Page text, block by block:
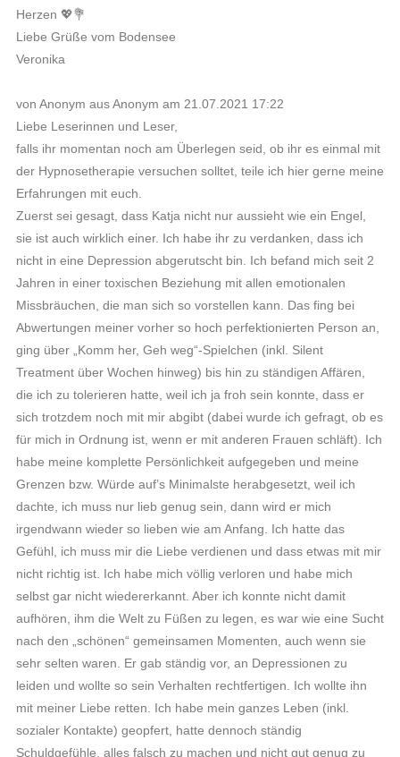
Herzen 💖💐
Liebe Grüße vom Bodensee
Veronika
von Anonym aus Anonym am 21.07.2021 17:22
Liebe Leserinnen und Leser,
falls ihr momentan noch am Überlegen seid, ob ihr es einmal mit
der Hypnosetherapie versuchen solltet, teile ich hier gerne meine
Erfahrungen mit euch.
Zuerst sei gesagt, dass Katja nicht nur aussieht wie ein Engel,
sie ist auch wirklich einer. Ich habe ihr zu verdanken, dass ich
nicht in eine Depression abgerutscht bin. Ich befand mich seit 2
Jahren in einer toxischen Beziehung mit allen emotionalen
Missbräuchen, die man sich so vorstellen kann. Das fing bei
Abwertungen meiner vorher so hoch perfektionierten Person an,
ging über „Komm her, Geh weg“-Spielchen (inkl. Silent
Treatment über Wochen hinweg) bis hin zu ständigen Affären,
die ich zu tolerieren hatte, weil ich ja froh sein konnte, dass er
sich trotzdem noch mit mir abgibt (dabei wurde ich gefragt, ob es
für mich in Ordnung ist, wenn er mit anderen Frauen schläft). Ich
habe meine komplette Persönlichkeit aufgegeben und meine
Grenzen bzw. Würde auf’s Minimalste herabgesetzt, weil ich
dachte, ich muss nur lieb genug sein, dann wird er mich
irgendwann wieder so lieben wie am Anfang. Ich hatte das
Gefühl, ich muss mir die Liebe verdienen und dass etwas mit mir
nicht richtig ist. Ich habe mich völlig verloren und habe mich
selbst gar nicht wiedererkannt. Aber ich konnte nicht damit
aufhören, ihm die Welt zu Füßen zu legen, es war wie eine Sucht
nach den „schönen“ gemeinsamen Momenten, auch wenn sie
sehr selten waren. Er gab ständig vor, an Depressionen zu
leiden und wollte so sein Verhalten rechtfertigen. Ich wollte ihn
mit meiner Liebe retten. Ich habe mein ganzes Leben (inkl.
sozialer Kontakte) geopfert, hatte dennoch ständig
Schuldgefühle, alles falsch zu machen und nicht gut genug zu